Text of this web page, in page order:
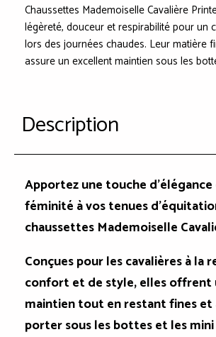
Chaussettes Mademoiselle Cavalière
légèreté, douceur et respirabilité pour un
lors des journées chaudes. Leur matière
assure un excellent maintien sous les
Description
Apportez une touche
féminité à vos tenues
chaussettes Mademoiselle
Conçues pour les cavalières à la
confort et de style, elles offrent
maintien tout en restant fines et
porter sous les bottes et les mini